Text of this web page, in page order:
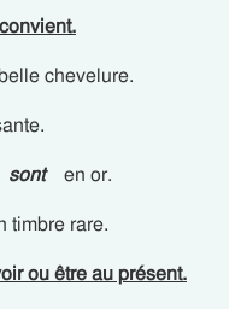
chevelure.
en or.
rare.
ou être au présent.